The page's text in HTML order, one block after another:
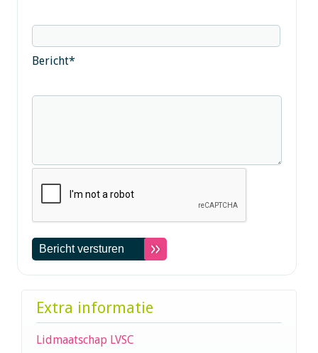
Bericht*
Extra informatie
Lidmaatschap LVSC